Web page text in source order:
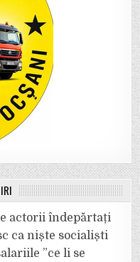
actorii îndepărtați
ca niște socialiști
”ce li se